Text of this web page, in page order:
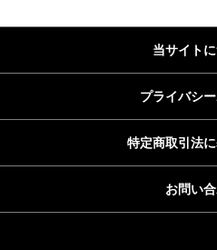
当サイト
プライバシ
特定商取引法
お問い